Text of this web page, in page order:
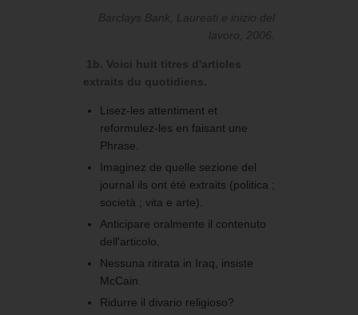
Barclays Bank, Laureati e inizio del
lavoro, 2006.
1b. Voici huit titres d'articles
extraits du quotidiens.
Lisez-les attentiment et
reformulez-les en faisant une
Phrase.
Imaginez de quelle sezione del
journal ils ont été extraits (politica ;
società ; vita e arte).
Anticipare oralmente il contenuto
dell'articolo.
Nessuna ritirata in Iraq, insiste
McCain.
Ridurre il divario religioso?